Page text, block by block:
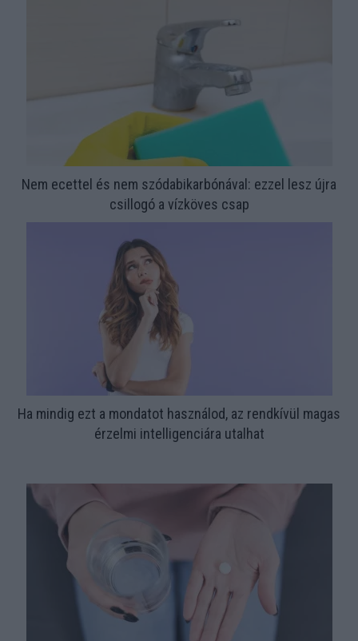
Nem ecettel és nem szódabikarbónával: ezzel lesz újra
csillogó a vízköves csap
Ha mindig ezt a mondatot használod, az rendkívül magas
érzelmi intelligenciára utalhat